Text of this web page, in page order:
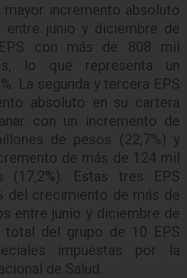
mayor incremento absoluto
junio y diciembre de
con más de 808 mil
lo que representa un
La segunda y tercera EPS
absoluto en su cartera
con un incremento de
de pesos (22,7%) y
de más de 124 mil
(17,2%). Estas tres EPS
del crecimiento de más de
entre junio y diciembre de
total del grupo de 10 EPS
impuestas por la
de Salud.